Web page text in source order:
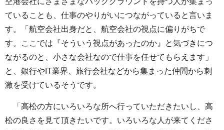
ていることも、仕事のやりがいにつながっていると言いま
す。「航空会社出身だと、航空会社の視点に偏りがちで
す。ここでは『そういう視点があったのか』と気づきにつ
ながるのと、小さな会社なので仕事を任せてもらえます」
と、銀行やIT業界、旅行会社などから集まった仲間から刺
激を受けているそうです。
「高松の方にいろいろな所へ行っていただきたいし、高
松の良さを見て頂きたいです。いろいろな人が来てくださ